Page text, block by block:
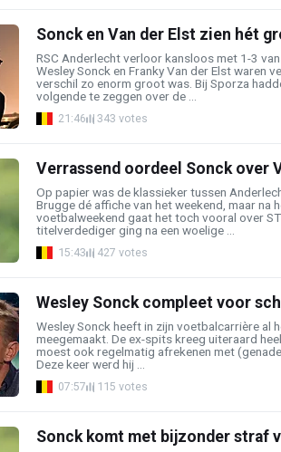
Sonck en Van der Elst zien hét
RSC Anderlecht verloor kansloos met 1-3 van
Wesley Sonck en Franky Van der Elst waren
verschil zo enorm groot was. Bij Sporza
volgende te zeggen over de ...
21:46 343 votes
Verrassend oordeel Sonck over
Op papier was de klassieker tussen
Brugge dé affiche van het weekend, maar na
voetbalweekend gaat het toch vooral over
titelverdediger ging na een woelige ...
15:43 427 votes
Wesley Sonck compleet voor
Wesley Sonck heeft in zijn voetbalcarrière al
meegemaakt. De ex-spits kreeg uiteraard
moest ook regelmatig afrekenen met
Deze keer werd hij ...
07:57 115 votes
Sonck komt met bijzonder straf